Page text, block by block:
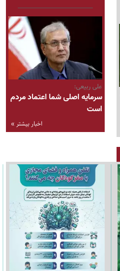
علی ربیعی:
سرمایه اصلی شما اعتماد مردم
است
اخبار بیشتر »